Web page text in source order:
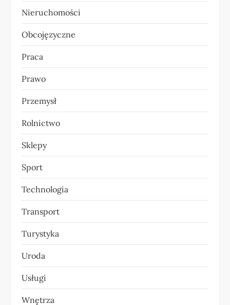
Nieruchomości
Obcojęzyczne
Praca
Prawo
Przemysł
Rolnictwo
Sklepy
Sport
Technologia
Transport
Turystyka
Uroda
Usługi
Wnętrza